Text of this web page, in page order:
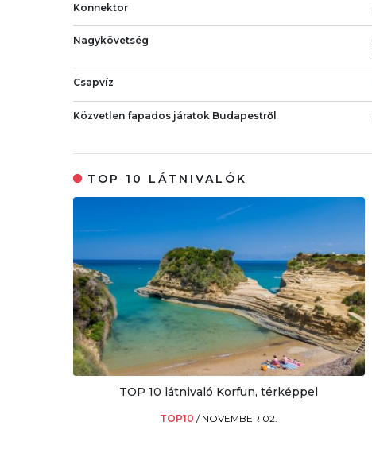
Konnektor
Nagykövetség
Csapvíz
Közvetlen fapados járatok Budapestről
TOP 10 LÁTNIVALÓK
TOP 10 látnivaló Korfun, térképpel
TOP10/ NOVEMBER 02.